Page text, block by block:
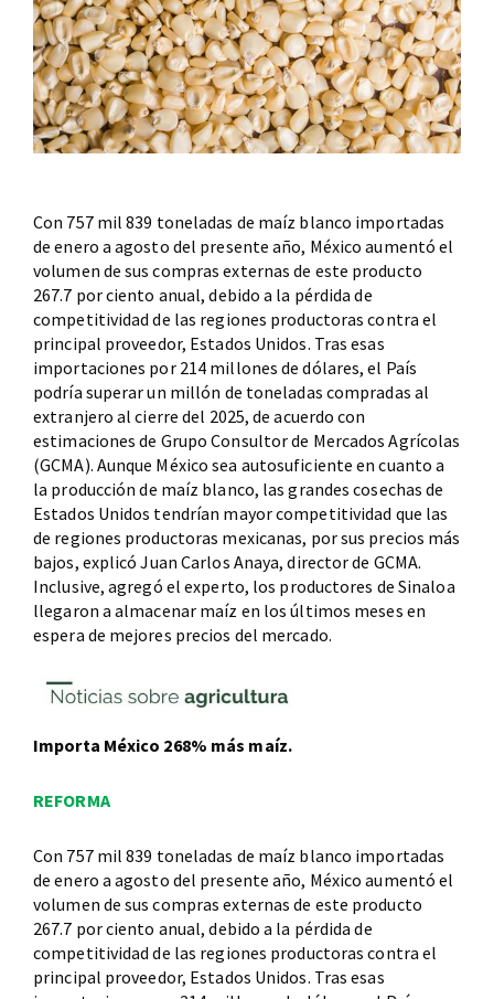
Con 757 mil 839 toneladas de maíz blanco importadas
de enero a agosto del presente año, México aumentó el
volumen de sus compras externas de este producto
267.7 por ciento anual, debido a la pérdida de
competitividad de las regiones productoras contra el
principal proveedor, Estados Unidos. Tras esas
importaciones por 214 millones de dólares, el País
podría superar un millón de toneladas compradas al
extranjero al cierre del 2025, de acuerdo con
estimaciones de Grupo Consultor de Mercados Agrícolas
(GCMA). Aunque México sea autosuficiente en cuanto a
la producción de maíz blanco, las grandes cosechas de
Estados Unidos tendrían mayor competitividad que las
de regiones productoras mexicanas, por sus precios más
bajos, explicó Juan Carlos Anaya, director de GCMA.
Inclusive, agregó el experto, los productores de Sinaloa
llegaron a almacenar maíz en los últimos meses en
espera de mejores precios del mercado.
Importa México 268% más maíz.
REFORMA
Con 757 mil 839 toneladas de maíz blanco importadas
de enero a agosto del presente año, México aumentó el
volumen de sus compras externas de este producto
267.7 por ciento anual, debido a la pérdida de
competitividad de las regiones productoras contra el
principal proveedor, Estados Unidos. Tras esas